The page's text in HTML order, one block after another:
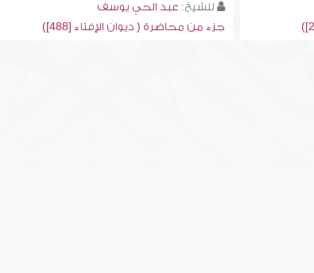
للشيخ: عبد الحي يوسف
جزء من محاضرة ( ديوان الإفتاء [488])